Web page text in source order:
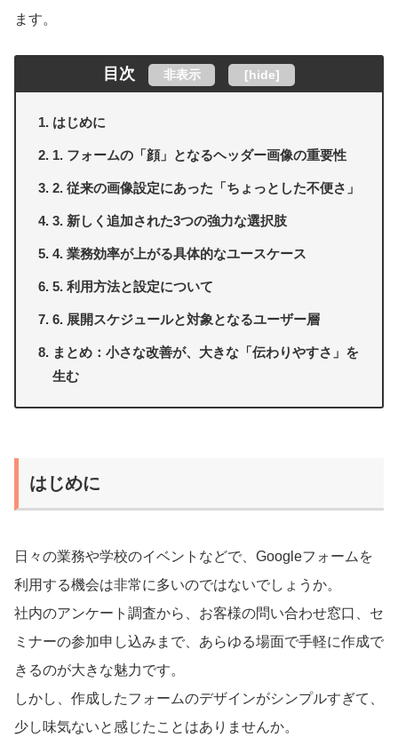
ます。
目次 非表示 [hide]
はじめに
1. フォームの「顔」となるヘッダー画像の重要性
2. 従来の画像設定にあった「ちょっとした不便さ」
3. 新しく追加された3つの強力な選択肢
4. 業務効率が上がる具体的なユースケース
5. 利用方法と設定について
6. 展開スケジュールと対象となるユーザー層
まとめ：小さな改善が、大きな「伝わりやすさ」を
生む
はじめに
日々の業務や学校のイベントなどで、Googleフォームを
利用する機会は非常に多いのではないでしょうか。
社内のアンケート調査から、お客様の問い合わせ窓口、セ
ミナーの参加申し込みまで、あらゆる場面で手軽に作成で
きるのが大きな魅力です。
しかし、作成したフォームのデザインがシンプルすぎて、
少し味気ないと感じたことはありませんか。